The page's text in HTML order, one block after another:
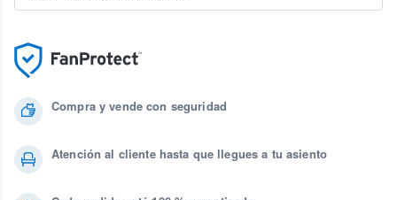
Compra y vende con seguridad
Atención al cliente hasta que llegues a tu asiento